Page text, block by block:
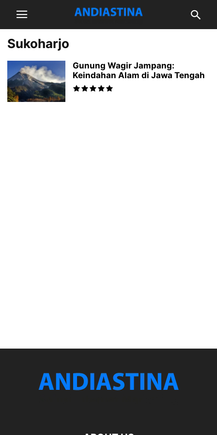
Sukoharjo
Gunung Wagir Jampang:
Keindahan Alam di Jawa Tengah